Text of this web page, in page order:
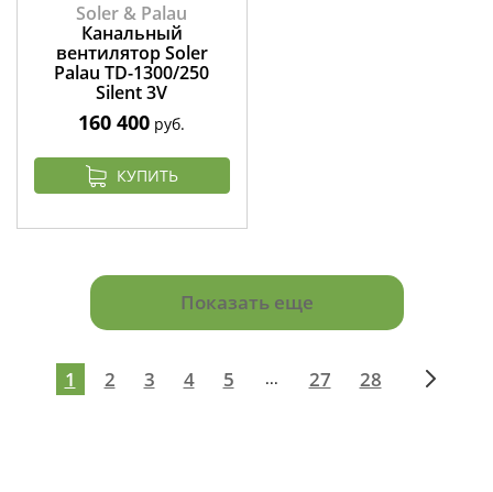
Soler & Palau
Канальный
вентилятор Soler
Palau TD-1300/250
Silent 3V
160 400 руб.
КУПИТЬ
Показать еще
1 2 3 4 5 ... 27 28